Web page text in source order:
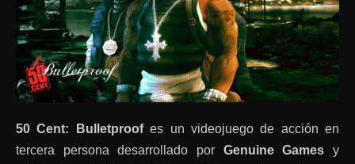
50 Cent: Bulletproofes un videojuego de acción en
tercera persona desarrollado por Genuine Games y